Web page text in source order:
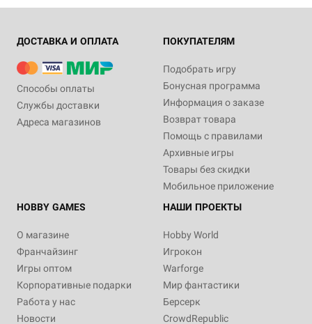
ДОСТАВКА И ОПЛАТА
Способы оплаты
Службы доставки
Адреса магазинов
ПОКУПАТЕЛЯМ
Подобрать игру
Бонусная программа
Информация о заказе
Возврат товара
Помощь с правилами
Архивные игры
Товары без скидки
Мобильное приложение
HOBBY GAMES
О магазине
Франчайзинг
Игры оптом
Корпоративные подарки
Работа у нас
Новости
НАШИ ПРОЕКТЫ
Hobby World
Игрокон
Warforge
Мир фантастики
Берсерк
CrowdRepublic